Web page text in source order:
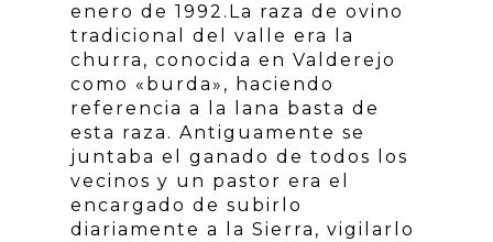
enero de 1992.La raza de ovino
tradicional del valle era la
churra, conocida en Valderejo
como «burda», haciendo
referencia a la lana basta de
esta raza. Antiguamente se
juntaba el ganado de todos los
vecinos y un pastor era el
encargado de subirlo
diariamente a la Sierra, vigilarlo